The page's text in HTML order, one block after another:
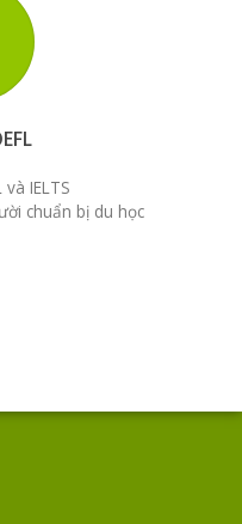
IELTS
chuẩn bị du học